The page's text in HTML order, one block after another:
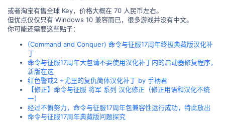
或者淘宝有售全球 Key，价格大概在 70 人民币左右。
但优点仅仅只有 Windows 10 兼容而已，很多游戏并没有中文。
你可能还需要这些贴子：
(Command and Conquer) 命令与征服17周年终极典藏版汉化补
丁
命令与征服17周年大包请不要使用汉化补丁内的启动器修复程序，
新版在这
红色警戒2 +尤里的复仇简体汉化补丁 by 手柄君
【修正】命令与征服 将军 系列 汉化修正（修正用语和汉化不统
一）
经过不懈努力，命令与征服17周年包兼容性运行成功，特此放出
命令与征服17周年典藏版问题探究